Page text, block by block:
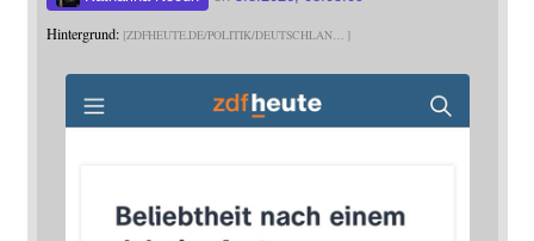
Hintergrund: ZDFHEUTE.DE/POLITIK/DEUTSCHLAN